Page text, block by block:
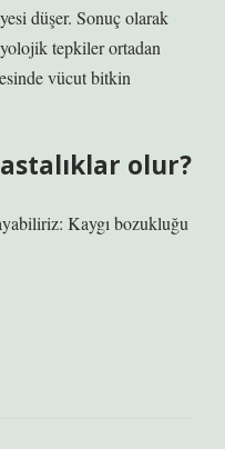
düşer. Sonuç olarak
tepkiler ortadan
vücut bitkin
olur?
Kaygı bozukluğu